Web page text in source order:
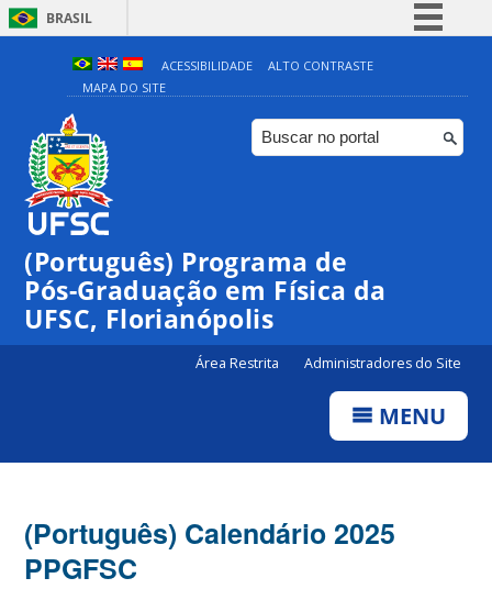
BRASIL
Simplifique!
Comunica BR
Participe
ACESSIBILIDADE
ALTO CONTRASTE
MAPA DO SITE
(Português) Programa de
Pós-Graduação em Física da
UFSC, Florianópolis
Área Restrita Administradores do Site
MENU
(Português) Calendário 2025
PPGFSC